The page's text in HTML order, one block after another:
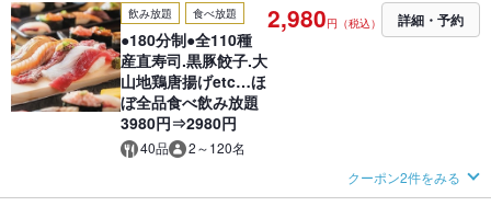
飲み放題 食べ放題
●180分制●全110種
産直寿司.黒豚餃子.大
山地鶏唐揚げetc…ほ
ぼ全品食べ飲み放題
3980円⇒2980円
40品 2～120名
2,980円（税込） 詳細・予約
クーポン2件をみる